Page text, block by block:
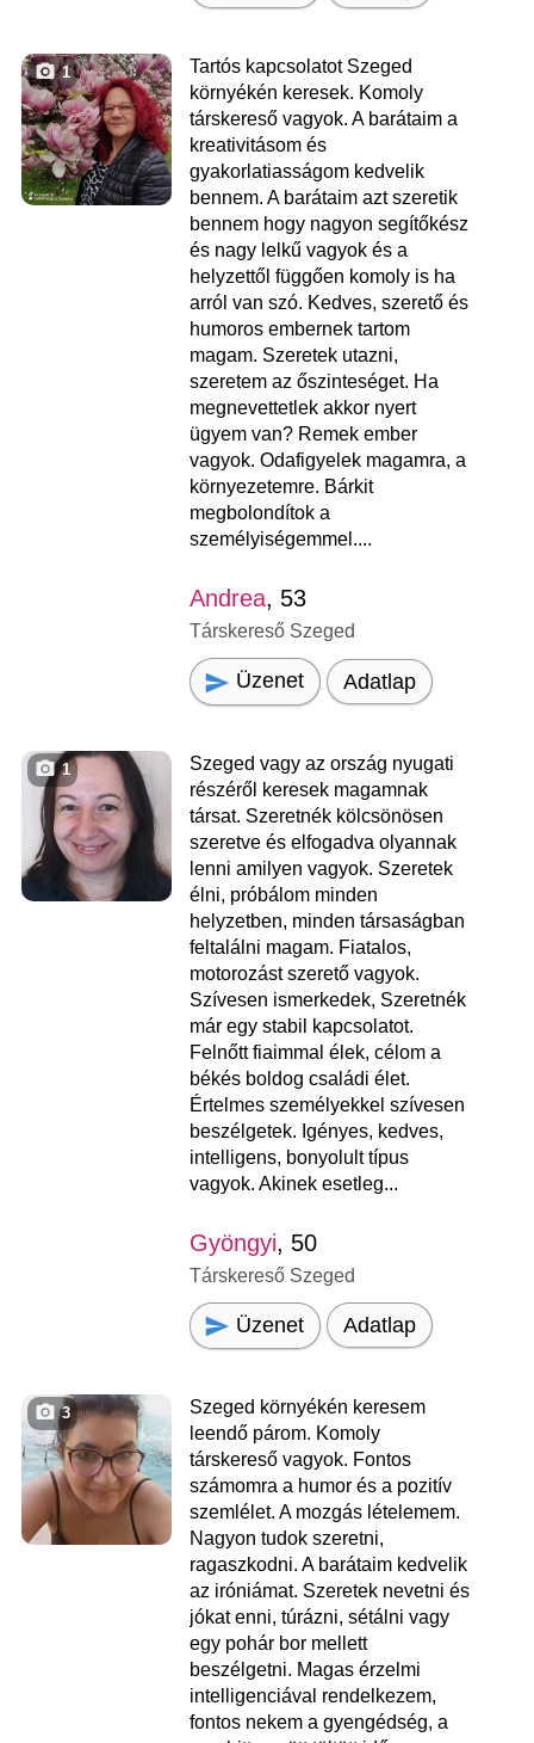
1
Tartós kapcsolatot Szeged
környékén keresek. Komoly
társkereső vagyok. A barátaim a
kreativitásom és
gyakorlatiasságom kedvelik
bennem. A barátaim azt szeretik
bennem hogy nagyon segítőkész
és nagy lelkű vagyok és a
helyzettől függően komoly is ha
arról van szó. Kedves, szerető és
humoros embernek tartom
magam. Szeretek utazni,
szeretem az őszinteséget. Ha
megnevettetlek akkor nyert
ügyem van? Remek ember
vagyok. Odafigyelek magamra, a
környezetemre. Bárkit
megbolondítok a
személyiségemmel....
Andrea, 53
Társkereső Szeged
Üzenet Adatlap
1
Szeged vagy az ország nyugati
részéről keresek magamnak
társat. Szeretnék kölcsönösen
szeretve és elfogadva olyannak
lenni amilyen vagyok. Szeretek
élni, próbálom minden
helyzetben, minden társaságban
feltalálni magam. Fiatalos,
motorozást szerető vagyok.
Szívesen ismerkedek, Szeretnék
már egy stabil kapcsolatot.
Felnőtt fiaimmal élek, célom a
békés boldog családi élet.
Értelmes személyekkel szívesen
beszélgetek. Igényes, kedves,
intelligens, bonyolult típus
vagyok. Akinek esetleg...
Gyöngyi, 50
Társkereső Szeged
Üzenet Adatlap
3
Szeged környékén keresem
leendő párom. Komoly
társkereső vagyok. Fontos
számomra a humor és a pozitív
szemlélet. A mozgás lételemem.
Nagyon tudok szeretni,
ragaszkodni. A barátaim kedvelik
az iróniámat. Szeretek nevetni és
jókat enni, túrázni, sétálni vagy
egy pohár bor mellett
beszélgetni. Magas érzelmi
intelligenciával rendelkezem,
fontos nekem a gyengédség, a